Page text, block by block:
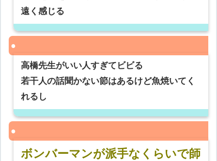
遠く感じる
高橋先生がいい人すぎてビビる
若干人の話聞かない節はあるけど魚焼いてく
れるし
ボンバーマンが派手なくらいで師